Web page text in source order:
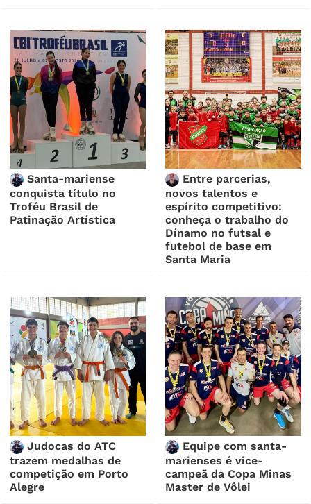
Santa-mariense
conquista título no
Troféu Brasil de
Patinação Artística
Entre parcerias,
novos talentos e
espírito competitivo:
conheça o trabalho do
Dínamo no futsal e
futebol de base em
Santa Maria
Judocas do ATC
trazem medalhas de
competição em Porto
Alegre
Equipe com santa-
marienses é vice-
campeã da Copa Minas
Master de Vôlei